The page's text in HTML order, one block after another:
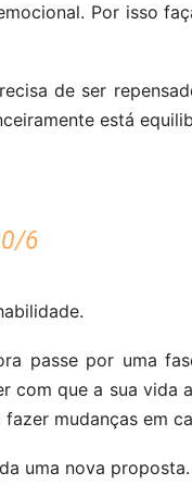
Por isso
de ser
está
6
passe por uma
com que a sua vida
mudanças em
uma nova